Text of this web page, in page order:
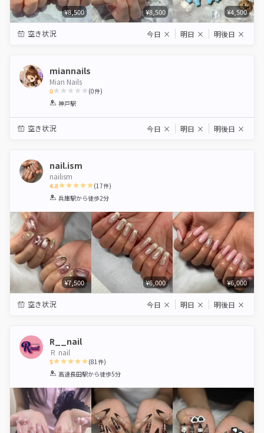
¥8,500 ¥8,500 ¥4,500
空き状況 今日 × 明日 × 明後日 ×
miannails
Mian Nails
0
1 2 3 4
(0件)
神戸駅
空き状況 今日 × 明日 × 明後日 ×
nail.ism
nailism
4.8
1 2 3 4 5
(17件)
兵庫駅から徒歩2分
¥7,500 ¥6,000 ¥6,000
空き状況 今日 × 明日 × 明後日 ×
R__nail
Ｒ nail
5
1 2 3 4 5
(81件)
高速長田駅から徒歩5分